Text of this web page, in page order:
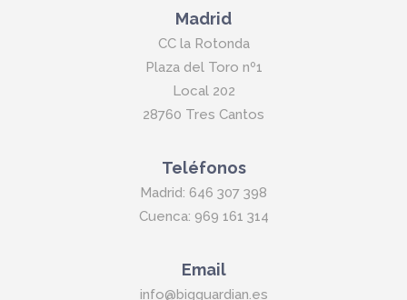
Madrid
CC la Rotonda
Plaza del Toro nº1
Local 202
28760 Tres Cantos
Teléfonos
Madrid: 646 307 398
Cuenca: 969 161 314
Email
info@bigguardian.es